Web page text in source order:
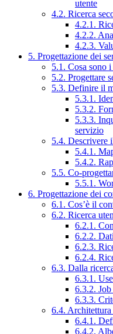
utente
4.2. Ricerca
4.2.1.
4.2.2.
4.2.3.
5. Progettazione dei
5.1. Cosa sono
5.2. Progettare
5.3. Definire il
5.3.1.
5.3.2.
5.3.3.
servizio
5.4. Descrivere
5.4.1.
5.4.2.
5.5. Co-
5.5.1.
6. Progettazione dei
6.1. Cos’è il
6.2. Ricerca
6.2.1.
6.2.2.
6.2.3.
6.2.4.
6.3. Dalla
6.3.1.
6.3.2.
6.3.3.
6.4.
6.4.1.
6.4.2.